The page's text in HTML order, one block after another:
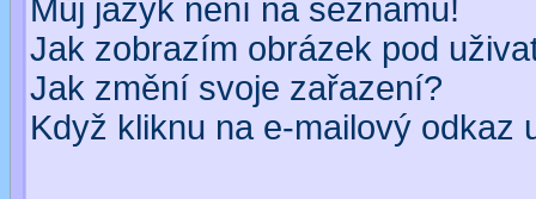
Můj jazyk není na seznamu!
Jak zobrazím obrázek pod
Jak změní svoje zařazení?
Když kliknu na e-mailový odkaz